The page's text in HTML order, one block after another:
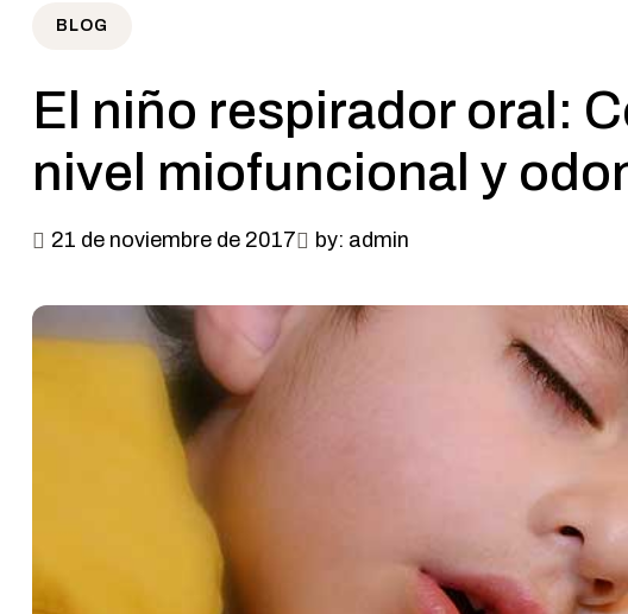
BLOG
El niño respirador oral:
nivel miofuncional y
21 de noviembre de 2017 by: admin